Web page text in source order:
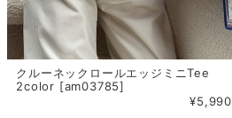
クルーネックロールエッジミニTee
2color [am03785]
¥5,990